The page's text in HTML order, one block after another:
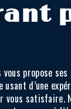
vous propose
usant d’une
vous satisfaire.